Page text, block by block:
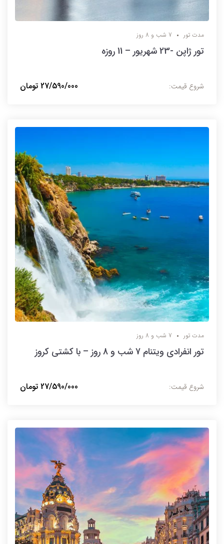
مدت تور 7 شب و 8 روز
تور ژاپن -23 شهریور – 11 روزه
شروع قیمت: 27/590/000 تومان
مدت تور 7 شب و 8 روز
تور انفرادی ویتنام 7 شب و 8 روز – با کشتی کروز
شروع قیمت: 27/590/000 تومان